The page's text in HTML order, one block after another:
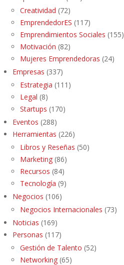
Creatividad (72)
EmprendedorES (117)
Emprendimientos Sociales (155)
Motivación (82)
Mujeres Emprendedoras (24)
Empresas (337)
Estrategia (111)
Legal (8)
Startups (170)
Eventos (288)
Herramientas (226)
Libros y Reseñas (50)
Marketing (86)
Recursos (84)
Tecnología (9)
Negocios (106)
Negocios Internacionales (73)
Noticias (169)
Personas (117)
Gestión de Talento (52)
Networking (65)